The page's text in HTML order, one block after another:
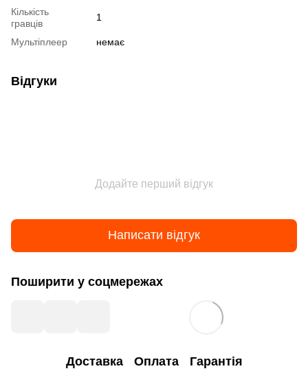
Кількість
гравців
1
Мультіплеер немає
Відгуки
Додайте перший відгук
Написати відгук
Поширити у соцмережах
Доставка Оплата Гарантія